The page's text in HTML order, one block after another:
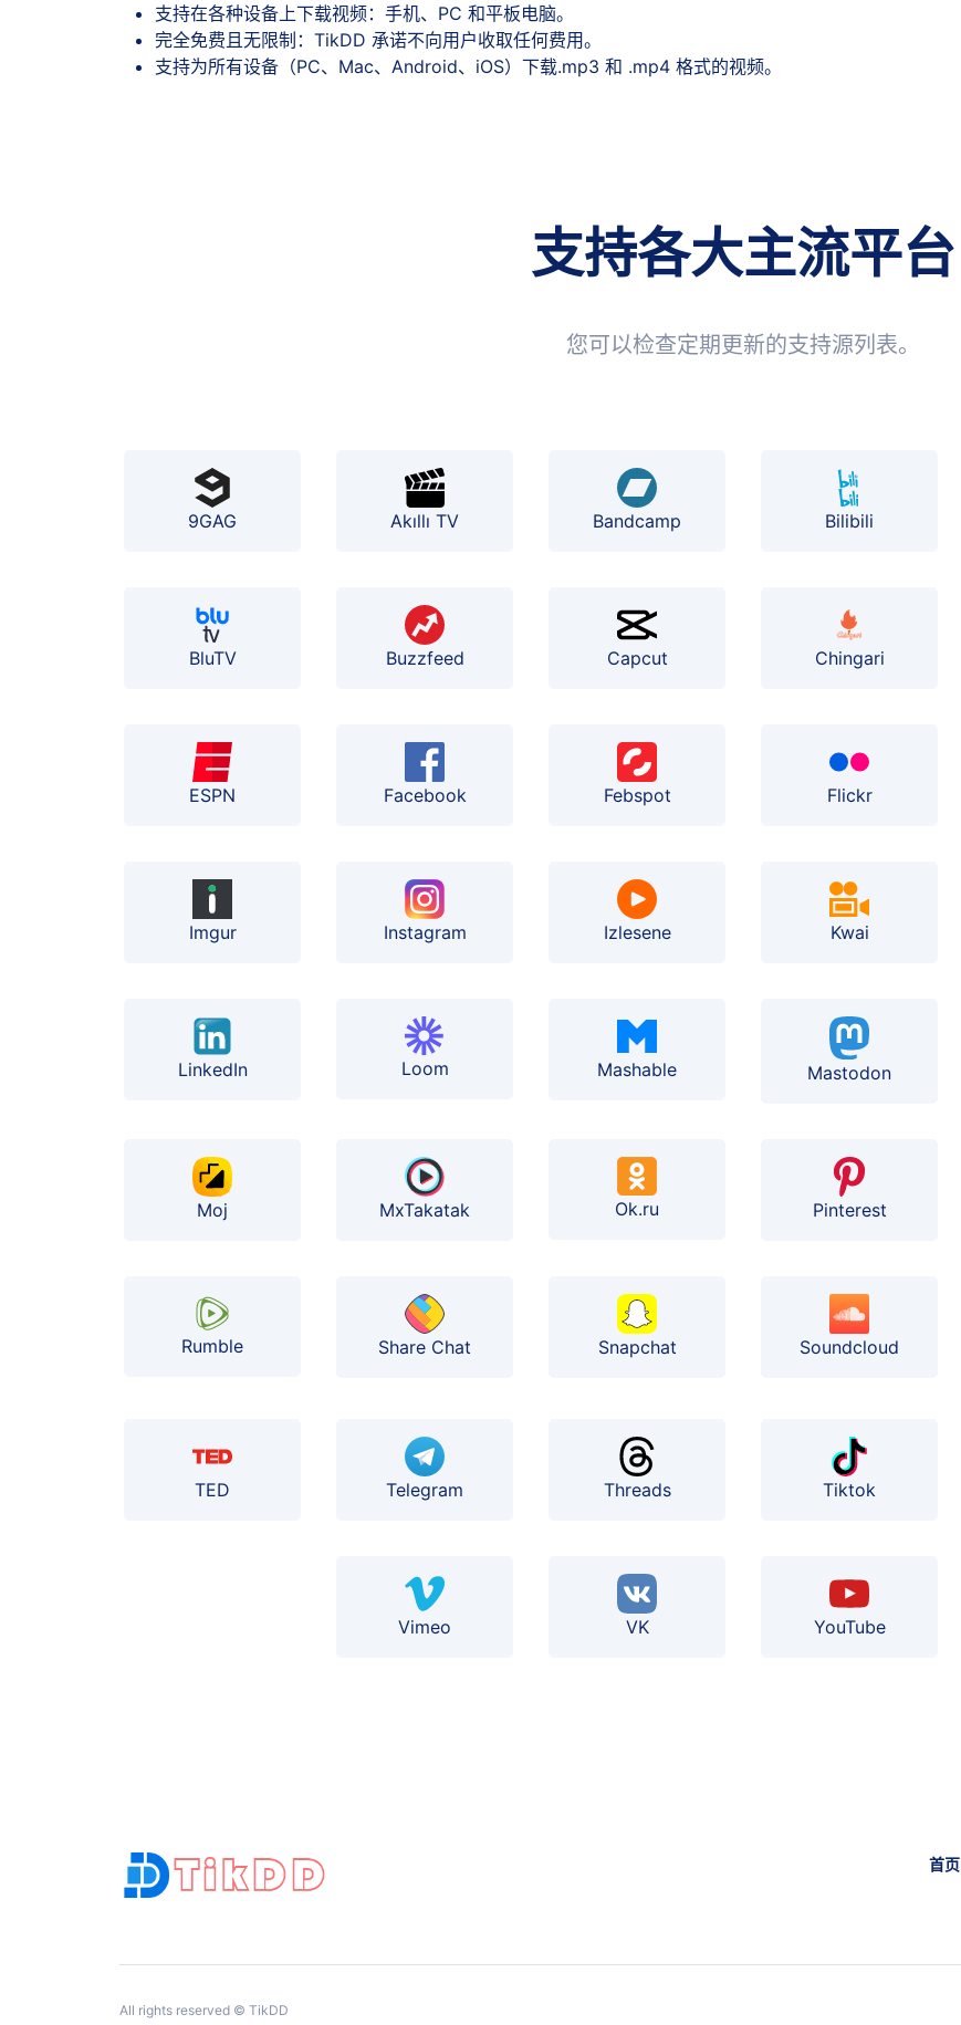
支持在各种设备上下载视频：手机、PC 和平板电脑。
完全免费且无限制：TikDD 承诺不向用户收取任何费用。
支持为所有设备（PC、Mac、Android、iOS）下载.mp3 和 .mp4 格式的视频。
支持各大主流平台
您可以检查定期更新的支持源列表。
9GAG Akıllı TV Bandcamp Bilibili
BluTV Buzzfeed Capcut Chingari
ESPN Facebook Febspot Flickr
Imgur Instagram Izlesene Kwai
LinkedIn Loom Mashable Mastodon
Moj MxTakatak Ok.ru Pinterest
Rumble Share Chat Snapchat Soundcloud
TED Telegram Threads Tiktok
Vimeo VK YouTube
首页
All rights reserved © TikDD